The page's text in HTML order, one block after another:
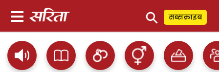
⚲ सब्सक्राइब